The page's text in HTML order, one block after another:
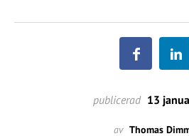
publicerad 13
av Thomas